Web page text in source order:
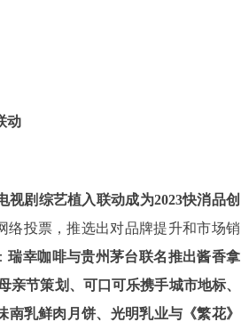
动
剧综艺植入联动成为2023快消品创
络投票，推选出对品牌提升和市场销
瑞幸咖啡与贵州茅台联名推出酱香拿
节策划、可口可乐携手城市地标、
乳鲜肉月饼、光明乳业与《繁花》